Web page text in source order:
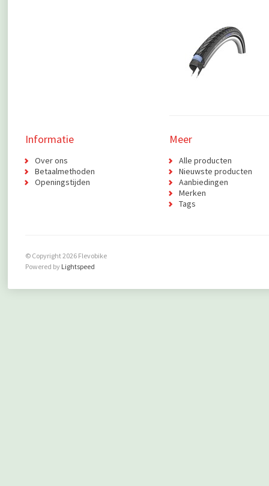
Informatie
Over ons
Betaalmethoden
Openingstijden
Meer
Alle producten
Nieuwste producten
Aanbiedingen
Merken
Tags
© Copyright 2026 Flevobike
Powered by Lightspeed